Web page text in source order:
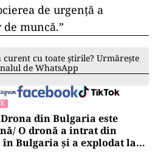
de urgență a
muncă.”
curent cu toate știrile? Urmărește
de WhatsApp
Drona din Bulgaria este
O dronă a intrat din
în Bulgaria şi a explodat la